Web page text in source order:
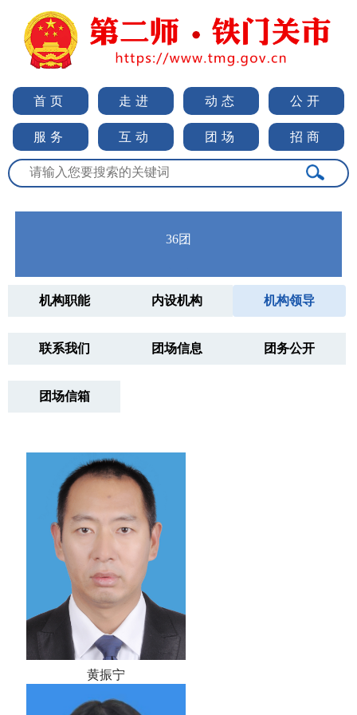
首页 走进 动态 公开
服务 互动 团场 招商
36团
机构职能 内设机构 机构领导
联系我们 团场信息 团务公开
团场信箱
黄振宁